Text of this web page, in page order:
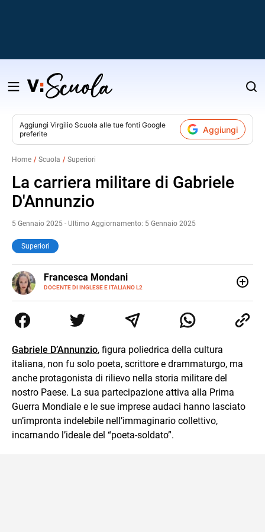
Salta
contenuto
Aggiungi Virgilio Scuola alle tue fonti Google
preferite
Aggiungi
Home Scuola Superiori
La carriera militare di Gabriele
D'Annunzio
5 Gennaio 2025 - Ultimo Aggiornamento: 5 Gennaio 2025
Superiori
Francesca Mondani
DOCENTE DI INGLESE E ITALIANO L2
LINKEDIN
INSTAGRAM
secondaria di secondo grado. Mi occupo inoltre di
traduzioni, SEO Onsite e contenuti per il web. Amo i saggi
della sintesi.
Gabriele D’Annunzio, figura poliedrica della cultura
italiana, non fu solo poeta, scrittore e drammaturgo, ma
anche protagonista di rilievo nella storia militare del
nostro Paese. La sua partecipazione attiva alla Prima
Guerra Mondiale e le sue imprese audaci hanno lasciato
un’impronta indelebile nell’immaginario collettivo,
incarnando l’ideale del “poeta-soldato”.